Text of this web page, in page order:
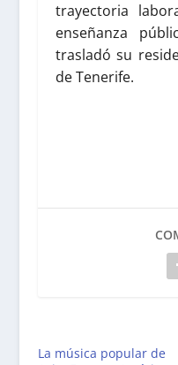
trayectoria
enseñanza
trasladó su
de Tenerife.
La música popular de